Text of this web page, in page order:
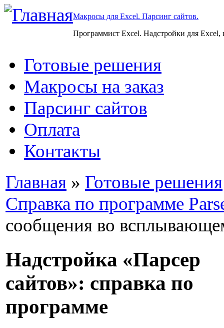
Макросы для Excel. Парсинг сайтов.
Программист Excel. Надстройки для Excel,
Готовые решения
Макросы на заказ
Парсинг сайтов
Оплата
Контакты
Главная » Готовые решения
Справка по программе
сообщения во
Надстройка «Парсер
сайтов»: справка по
программе